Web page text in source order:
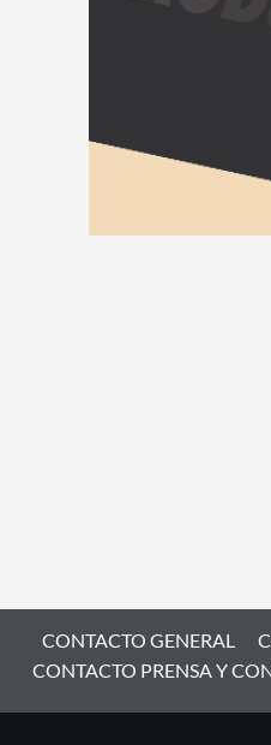
CONTACTO GENERAL
CONTACTO PRENSA Y